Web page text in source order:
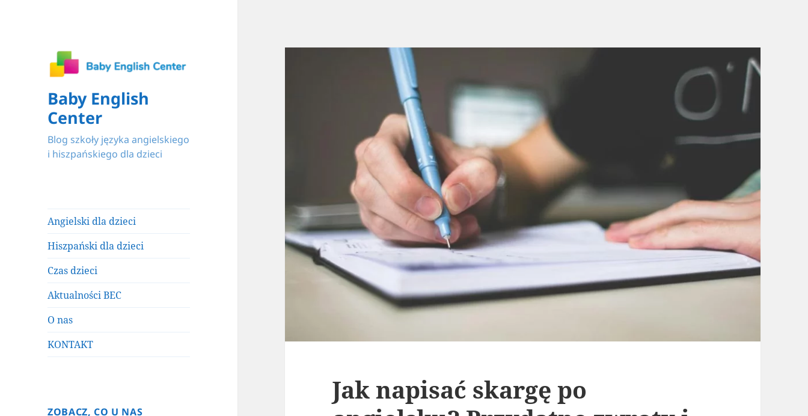
Baby English
Center
Blog szkoły języka angielskiego
i hiszpańskiego dla dzieci
Angielski dla dzieci
Hiszpański dla dzieci
Czas dzieci
Aktualności BEC
O nas
KONTAKT
ZOBACZ, CO U NAS
Jak napisać skargę po